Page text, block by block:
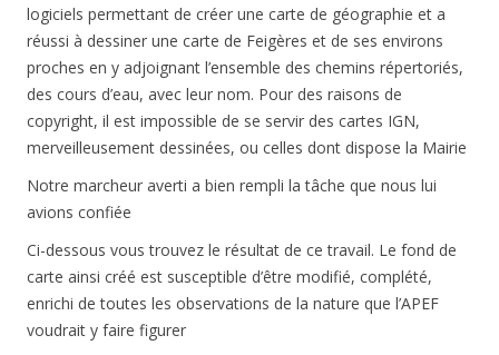
logiciels permettant de créer une carte de géographie et a
réussi à dessiner une carte de Feigères et de ses environs
proches en y adjoignant l’ensemble des chemins répertoriés,
des cours d’eau, avec leur nom. Pour des raisons de
copyright, il est impossible de se servir des cartes IGN,
merveilleusement dessinées, ou celles dont dispose la Mairie
Notre marcheur averti a bien rempli la tâche que nous lui
avions confiée
Ci-dessous vous trouvez le résultat de ce travail. Le fond de
carte ainsi créé est susceptible d’être modifié, complété,
enrichi de toutes les observations de la nature que l’APEF
voudrait y faire figurer